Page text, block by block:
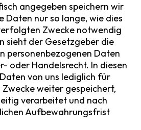
angegeben speichern wir
Daten nur so lange, wie dies
Zwecke notwendig
sieht der Gesetzgeber die
personenbezogenen Daten
oder Handelsrecht. In diesen
von uns lediglich für
weiter gespeichert,
verarbeitet und nach
Aufbewahrungsfrist